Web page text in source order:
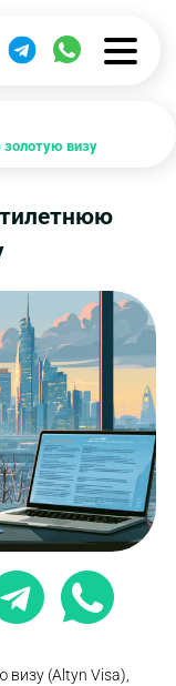
визу
визу (Altyn Visa),